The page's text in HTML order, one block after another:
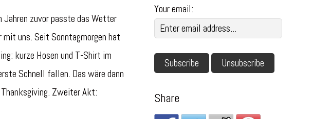
zuvor passte das Wetter
uns. Seit Sonntagmorgen hat
kurze Hosen und T-Shirt im
Schnell fallen. Das wäre dann
Zweiter Akt:
Your email:
Share